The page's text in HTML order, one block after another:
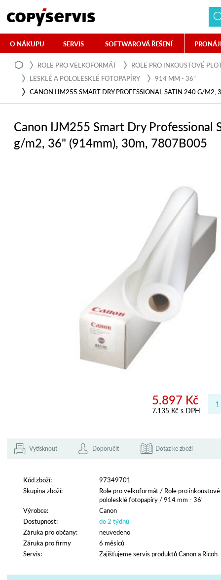
O NÁKUPU SERVIS SOFTWAROVÁ ŘEŠENÍ
ROLE PRO VELKOFORMÁT
ROLE PRO INKOUSTOVÉ
LESKLÉ A POLOLESKLÉ FOTOPAPÍRY
914 MM - 36"
CANON IJM255 SMART DRY PROFESSIONAL SATIN 240 G/M2,
Canon IJM255 Smart Dry Professional
g/m2, 36" (914mm), 30m, 7807B005
5.897 Kč
7.135 Kč s DPH
Vytisknout Doporučit Dotaz ke zboží
Kód zboží:
97349701
Skupina zboží:
Role pro velkoformát / Role pro
pololesklé fotopapíry /914 mm - 36"
Výrobce:
Canon
Dostupnost:
do 2 týdnů
Záruka pro občany:
neuvedeno
Záruka pro firmy
6 měsíců
Servis:
Zajišťujeme servis produktů Canon a Ricoh